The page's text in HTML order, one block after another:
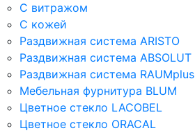
С витражом
С кожей
Раздвижная система ARISTO
Раздвижная система ABSOLUT
Раздвижная система RAUMplus
Мебельная фурнитура BLUM
Цветное стекло LACOBEL
Цветное стекло ORACAL